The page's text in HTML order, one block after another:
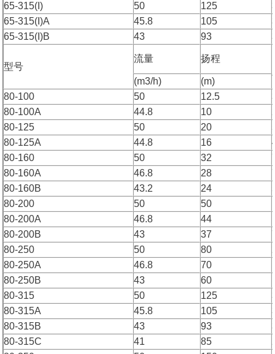
65-315(I)
50 125
65-315(I)A
45.8 105
65-315(I)B
43 93
型号
流量 扬程
(m3/h)
(m)
80-100
50 12.5
80-100A
44.8 10
80-125
50 20
80-125A
44.8 16
80-160
50 32
80-160A
46.8 28
80-160B
43.2 24
80-200
50 50
80-200A
46.8 44
80-200B
43 37
80-250
50 80
80-250A
46.8 70
80-250B
43 60
80-315
50 125
80-315A
45.8 105
80-315B
43 93
80-315C
41 85